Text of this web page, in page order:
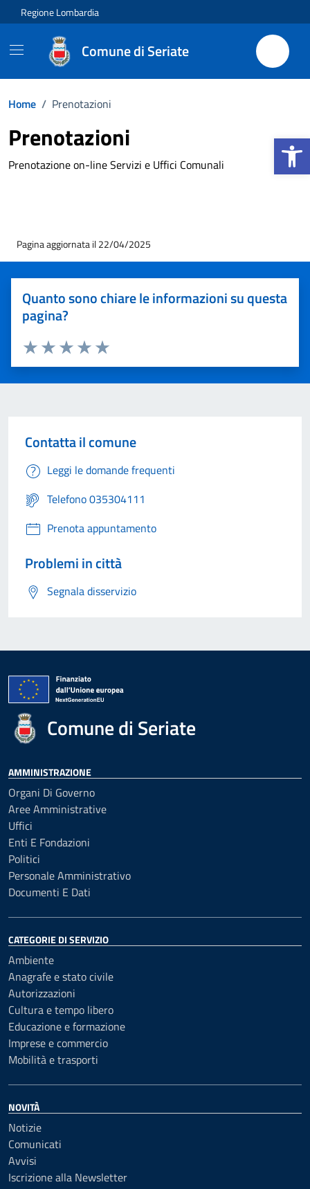
Apri la
Vai ai contenuti
Vai al footer
Regione Lombardia
Comune di Seriate
Home / Prenotazioni
Prenotazioni
Prenotazione on-line Servizi e Uffici Comunali
Pagina aggiornata il 22/04/2025
Quanto sono chiare le informazioni su questa
pagina?
Valuta 5 stelle su 5
Valuta 4 stelle su 5
Valuta 3 stelle su 5
Valuta 2 stelle su 5
Valuta 1 stelle su 5
Contatta il comune
Leggi le domande frequenti
Telefono 035304111
Prenota appuntamento
Problemi in città
Segnala disservizio
Comune di Seriate
AMMINISTRAZIONE
Organi Di Governo
Aree Amministrative
Uffici
Enti E Fondazioni
Politici
Personale Amministrativo
Documenti E Dati
CATEGORIE DI SERVIZIO
Ambiente
Anagrafe e stato civile
Autorizzazioni
Cultura e tempo libero
Educazione e formazione
Imprese e commercio
Mobilità e trasporti
NOVITÀ
Notizie
Comunicati
Avvisi
Iscrizione alla Newsletter